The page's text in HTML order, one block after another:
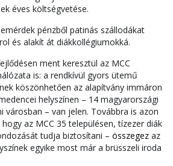
éves költségvetése.
pénzből patinás szállodákat
és alakít át diákkollégiumokká.
ment keresztül az MCC
is: a rendkívül gyors ütemű
köszönhetően az alapítvány immáron
helyszínen – 14 magyarországi
városban – van jelen. Továbbra is azon
az MCC 35 településen, tízezer diák
tudja biztosítani – összegez az
egyike most már a brüsszeli iroda